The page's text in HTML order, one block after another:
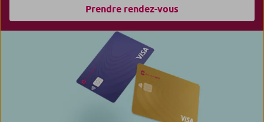
Prendre rendez-vous